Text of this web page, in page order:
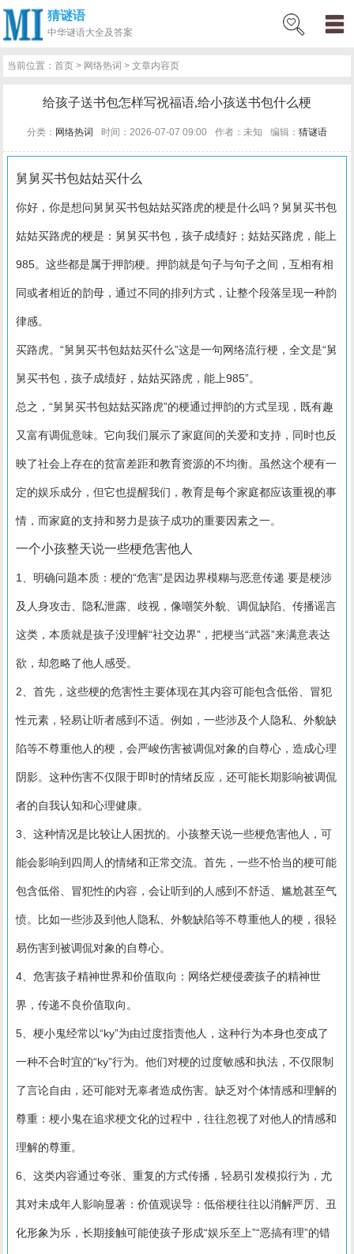
猜谜语
中华谜语大全及答案
网
猜
网
问
百
好
名
古
历
星
当前位置：首页 > 网络热词 > 文章内容页
给孩子送书包怎样写祝福语,给小孩送书包什么梗
分类： 网络热词 时间：2026-07-07 09:00 作者：未知 编辑： 猜谜语
舅舅买书包姑姑买什么
你好，你是想问舅舅买书包姑姑买路虎的梗是什么吗？舅舅买书包
姑姑买路虎的梗是：舅舅买书包，孩子成绩好；姑姑买路虎，能上
985。这些都是属于押韵梗。押韵就是句子与句子之间，互相有相
同或者相近的韵母，通过不同的排列方式，让整个段落呈现一种韵
律感。
买路虎。“舅舅买书包姑姑买什么”这是一句网络流行梗，全文是“舅
舅买书包，孩子成绩好，姑姑买路虎，能上985”。
总之，“舅舅买书包姑姑买路虎”的梗通过押韵的方式呈现，既有趣
又富有调侃意味。它向我们展示了家庭间的关爱和支持，同时也反
映了社会上存在的贫富差距和教育资源的不均衡。虽然这个梗有一
定的娱乐成分，但它也提醒我们，教育是每个家庭都应该重视的事
情，而家庭的支持和努力是孩子成功的重要因素之一。
一个小孩整天说一些梗危害他人
1、明确问题本质：梗的“危害”是因边界模糊与恶意传递 要是梗涉
及人身攻击、隐私泄露、歧视，像嘲笑外貌、调侃缺陷、传播谣言
这类，本质就是孩子没理解“社交边界”，把梗当“武器”来满意表达
欲，却忽略了他人感受。
2、首先，这些梗的危害性主要体现在其内容可能包含低俗、冒犯
性元素，轻易让听者感到不适。例如，一些涉及个人隐私、外貌缺
陷等不尊重他人的梗，会严峻伤害被调侃对象的自尊心，造成心理
阴影。这种伤害不仅限于即时的情绪反应，还可能长期影响被调侃
者的自我认知和心理健康。
3、这种情况是比较让人困扰的。小孩整天说一些梗危害他人，可
能会影响到四周人的情绪和正常交流。首先，一些不恰当的梗可能
包含低俗、冒犯性的内容，会让听到的人感到不舒适、尴尬甚至气
愤。比如一些涉及到他人隐私、外貌缺陷等不尊重他人的梗，很轻
易伤害到被调侃对象的自尊心。
4、危害孩子精神世界和价值取向：网络烂梗侵袭孩子的精神世
界，传递不良价值取向。
5、梗小鬼经常以“ky”为由过度指责他人，这种行为本身也变成了
一种不合时宜的“ky”行为。他们对梗的过度敏感和执法，不仅限制
了言论自由，还可能对无辜者造成伤害。缺乏对个体情感和理解的
尊重：梗小鬼在追求梗文化的过程中，往往忽视了对他人的情感和
理解的尊重。
6、这类内容通过夸张、重复的方式传播，轻易引发模拟行为，尤
其对未成年人影响显著：价值观误导：低俗梗往往以消解严厉、丑
化形象为乐，长期接触可能使孩子形成“娱乐至上”“恶搞有理”的错